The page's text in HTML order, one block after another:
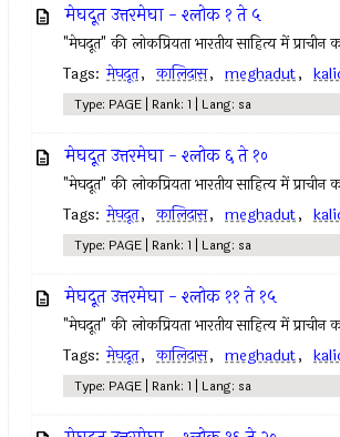
मेघदूत उत्तरमेघा - श्लोक १ ते ५
"मेघदूत" की लोकप्रियता भारतीय साहित्य में प्राचीन
Tags: मेघदूत, कालिदास, meghadut,
Type: PAGE | Rank: 1 | Lang: sa
मेघदूत उत्तरमेघा - श्लोक ६ ते १०
"मेघदूत" की लोकप्रियता भारतीय साहित्य में प्राचीन
Tags: मेघदूत, कालिदास, meghadut,
Type: PAGE | Rank: 1 | Lang: sa
मेघदूत उत्तरमेघा - श्लोक ११ ते १५
"मेघदूत" की लोकप्रियता भारतीय साहित्य में प्राचीन
Tags: मेघदूत, कालिदास, meghadut,
Type: PAGE | Rank: 1 | Lang: sa